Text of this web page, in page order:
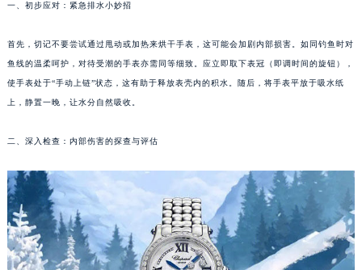
佛山市禅城区季华五路57号万科金融中心C座12层1205室（需提前预约）
苏州市苏州工业园区星港街199号苏州中心办公楼C座22层08室（需提前预约）
武汉市江汉区解放大道686号世界贸易大厦38层09室（需提前预约）
南宁市青秀区金湖路59号地王大厦12楼1224室（需提前预约）
合肥市蜀山区潜山路111号万象城华润大厦B座12楼03室（需提前预约）
一、初步应对：紧急排水小妙招
首先，切记不要尝试通过甩动或加热来烘干手表，这可能会加剧内部损害。如同钓鱼时对
鱼线的温柔呵护，对待受潮的手表亦需同等细致。应立即取下表冠（即调时间的旋钮），
使手表处于“手动上链”状态，这有助于释放表壳内的积水。随后，将手表平放于吸水纸
上，静置一晚，让水分自然吸收。
二、深入检查：内部伤害的探查与评估